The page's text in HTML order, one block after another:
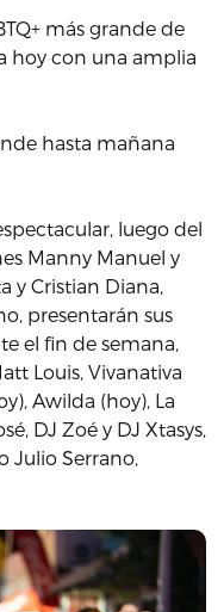
más grande de
hoy con una amplia
hasta mañana
luego del
Manny Manuel y
y Cristian Diana,
presentarán sus
el fin de semana,
Louis, Vivanativa
Awilda (hoy), La
DJ Zoé y DJ Xtasys,
Julio Serrano,